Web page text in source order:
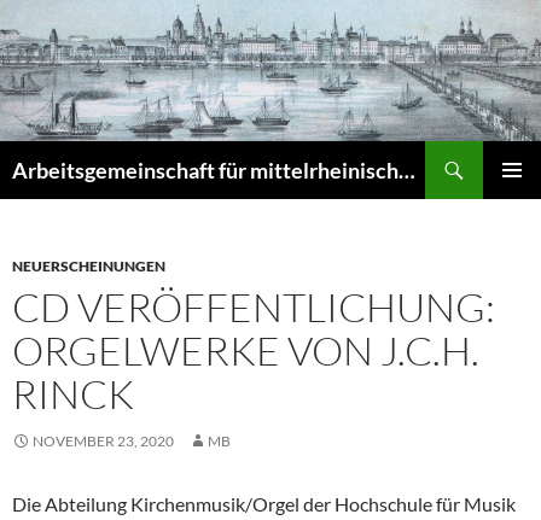
Inhalt
springen
Arbeitsgemeinschaft für mittelrheinische Musikgeschichte e.V. – Musikgeschichte am Mittelrhein (MuGeMiR)
NEUERSCHEINUNGEN
CD VERÖFFENTLICHUNG:
ORGELWERKE VON J.C.H.
RINCK
NOVEMBER 23, 2020 MB
Die Abteilung Kirchenmusik/Orgel der Hochschule für Musik